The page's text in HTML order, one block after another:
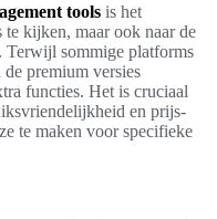
tools is het
kijken, maar ook naar de
Terwijl sommige platforms
de premium versies
functies. Het is cruciaal
en prijs-
te maken voor specifieke